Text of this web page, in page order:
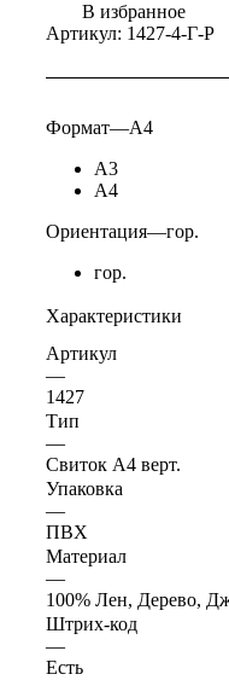
В избранное
Артикул: 1427-4-Г-Р
Формат—А4
А3
А4
Ориентация—гор.
гор.
Характеристики
Артикул
—
1427
Тип
—
Свиток А4 верт.
Упаковка
—
ПВХ
Материал
—
100% Лен, Дерево,
Штрих-код
—
Есть